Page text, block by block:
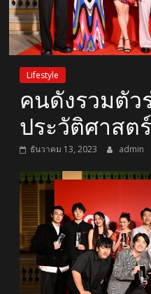
Lifestyle
คนดังรวมตัว
ประวัติศาสต
ธันวาคม 13, 2023 admin